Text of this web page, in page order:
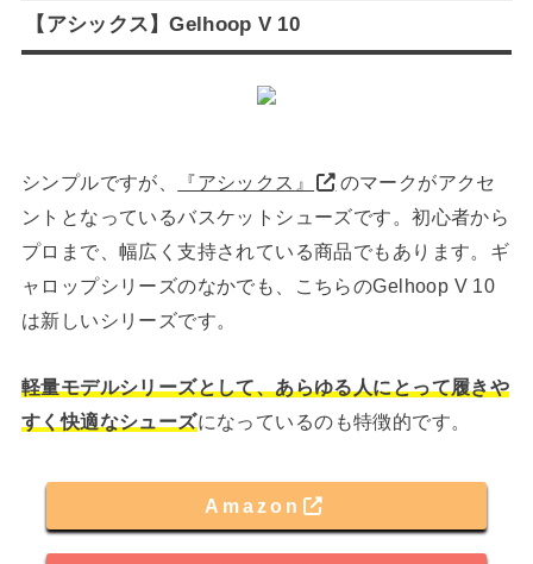
【アシックス】Gelhoop V 10
シンプルですが、 『アシックス』
のマークがアクセ
ントとなっているバスケットシューズです。初心者から
プロまで、幅広く支持されている商品でもあります。ギ
ャロップシリーズのなかでも、こちらのGelhoop V 10
は新しいシリーズです。
軽量モデルシリーズとして、あらゆる人にとって履きや
すく快適なシューズになっているのも特徴的です。
Amazon